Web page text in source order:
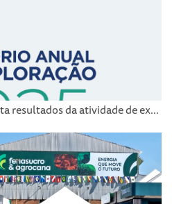
resultados da atividade de ex...